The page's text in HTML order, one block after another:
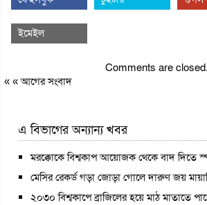
ইমেইল
Comments are closed.
« «আগের সংবাদ
এ বিভাগের অন্যান্য খবর
মরক্কোকে বিশ্বকাপ আয়োজক থেকে বাদ দিতে
মেসির রেকর্ড গড়া জোড়া গোলে দারুণ জয়
২০৩০ বিশ্বকাপে ব্রাজিলের হয়ে মাঠ মাতাতে